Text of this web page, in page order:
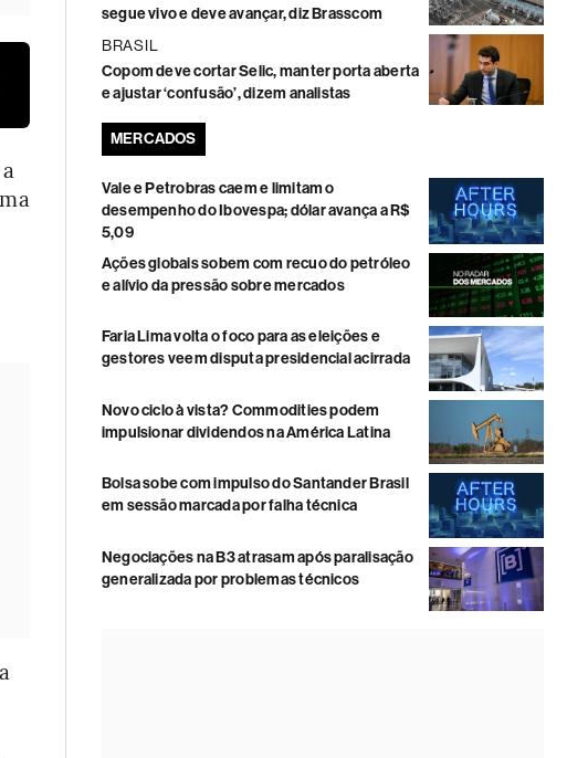
segue vivo e deve avançar, diz Brasscom
BRASIL
Copom deve cortar Selic, manter porta aberta
e ajustar ‘confusão’, dizem analistas
MERCADOS
Vale e Petrobras caem e limitam o
desempenho do Ibovespa; dólar avança a R$
5,09
Ações globais sobem com recuo do petróleo
e alívio da pressão sobre mercados
Faria Lima volta o foco para as eleições e
gestores veem disputa presidencial acirrada
Novo ciclo à vista? Commodities podem
impulsionar dividendos na América Latina
Bolsa sobe com impulso do Santander Brasil
em sessão marcada por falha técnica
Negociações na B3 atrasam após paralisação
generalizada por problemas técnicos